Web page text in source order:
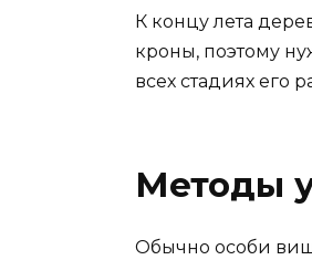
К концу лета
кроны, поэтому
всех стадиях его
Методы
Обычно особи